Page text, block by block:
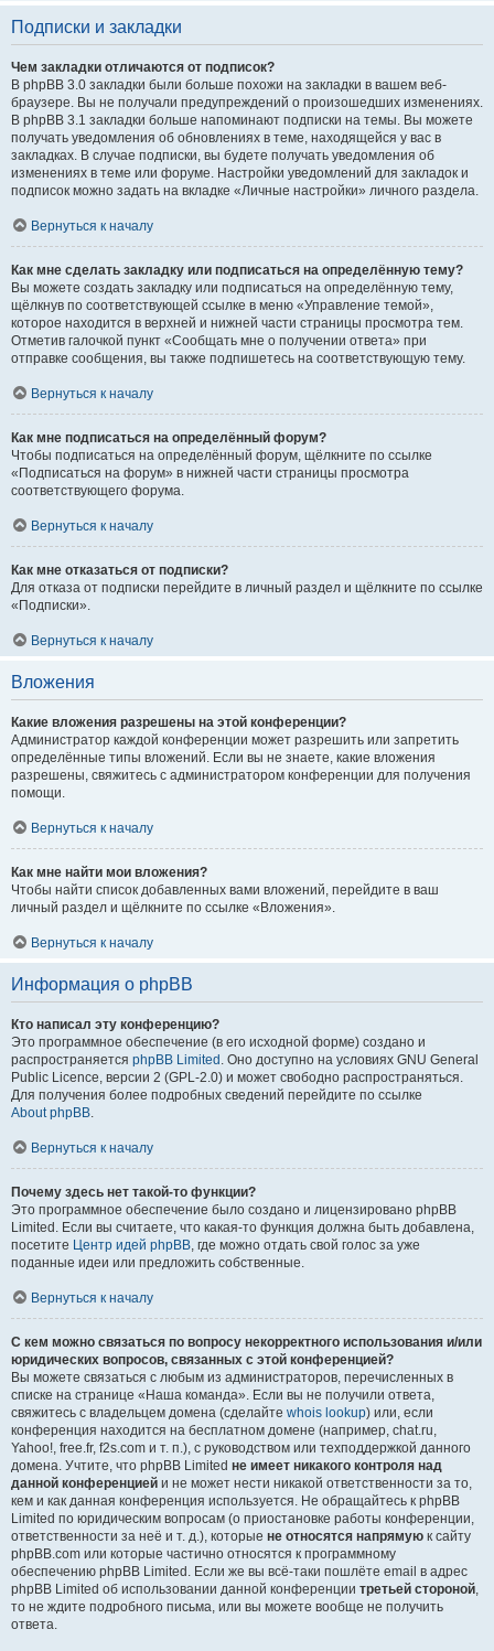
Подписки и закладки
Чем закладки отличаются от подписок?
В phpBB 3.0 закладки были больше похожи на закладки в вашем веб-
браузере. Вы не получали предупреждений о произошедших изменениях.
В phpBB 3.1 закладки больше напоминают подписки на темы. Вы можете
получать уведомления об обновлениях в теме, находящейся у вас в
закладках. В случае подписки, вы будете получать уведомления об
изменениях в теме или форуме. Настройки уведомлений для закладок и
подписок можно задать на вкладке «Личные настройки» личного раздела.
Вернуться к началу
Как мне сделать закладку или подписаться на определённую тему?
Вы можете создать закладку или подписаться на определённую тему,
щёлкнув по соответствующей ссылке в меню «Управление темой»,
которое находится в верхней и нижней части страницы просмотра тем.
Отметив галочкой пункт «Сообщать мне о получении ответа» при
отправке сообщения, вы также подпишетесь на соответствующую тему.
Вернуться к началу
Как мне подписаться на определённый форум?
Чтобы подписаться на определённый форум, щёлкните по ссылке
«Подписаться на форум» в нижней части страницы просмотра
соответствующего форума.
Вернуться к началу
Как мне отказаться от подписки?
Для отказа от подписки перейдите в личный раздел и щёлкните по ссылке
«Подписки».
Вернуться к началу
Вложения
Какие вложения разрешены на этой конференции?
Администратор каждой конференции может разрешить или запретить
определённые типы вложений. Если вы не знаете, какие вложения
разрешены, свяжитесь с администратором конференции для получения
помощи.
Вернуться к началу
Как мне найти мои вложения?
Чтобы найти список добавленных вами вложений, перейдите в ваш
личный раздел и щёлкните по ссылке «Вложения».
Вернуться к началу
Информация о phpBB
Кто написал эту конференцию?
Это программное обеспечение (в его исходной форме) создано и
распространяется phpBB Limited . Оно доступно на условиях GNU General
Public Licence, версии 2 (GPL-2.0) и может свободно распространяться.
Для получения более подробных сведений перейдите по ссылке
About phpBB.
Вернуться к началу
Почему здесь нет такой-то функции?
Это программное обеспечение было создано и лицензировано phpBB
Limited. Если вы считаете, что какая-то функция должна быть добавлена,
посетите Центр идей phpBB, где можно отдать свой голос за уже
поданные идеи или предложить собственные.
Вернуться к началу
С кем можно связаться по вопросу некорректного использования и/или
юридических вопросов, связанных с этой конференцией?
Вы можете связаться с любым из администраторов, перечисленных в
списке на странице «Наша команда». Если вы не получили ответа,
свяжитесь с владельцем домена (сделайте whois lookup) или, если
конференция находится на бесплатном домене (например, chat.ru,
Yahoo!, free.fr, f2s.com и т. п.), с руководством или техподдержкой данного
домена. Учтите, что phpBB Limited не имеет никакого контроля над
данной конференцией и не может нести никакой ответственности за то,
кем и как данная конференция используется. Не обращайтесь к phpBB
Limited по юридическим вопросам (о приостановке работы конференции,
ответственности за неё и т. д.), которые не относятся напрямую к сайту
phpBB.com или которые частично относятся к программному
обеспечению phpBB Limited. Если же вы всё-таки пошлёте email в адрес
phpBB Limited об использовании данной конференции третьей стороной,
то не ждите подробного письма, или вы можете вообще не получить
ответа.